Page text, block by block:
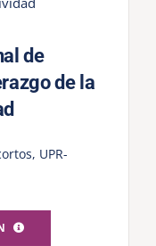
de
de la
, UPR-